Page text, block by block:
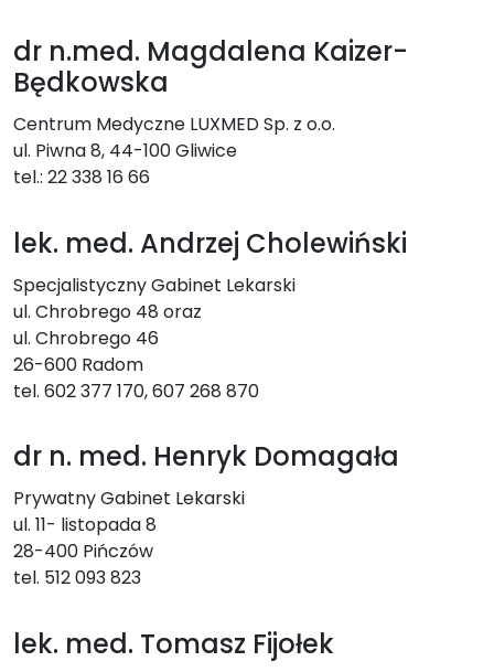
dr n.med. Magdalena Kaizer-
Będkowska
Centrum Medyczne LUXMED Sp. z o.o.
ul. Piwna 8, 44-100 Gliwice
tel.: 22 338 16 66
lek. med. Andrzej Cholewiński
Specjalistyczny Gabinet Lekarski
ul. Chrobrego 48 oraz
ul. Chrobrego 46
26-600 Radom
tel. 602 377 170, 607 268 870
dr n. med. Henryk Domagała
Prywatny Gabinet Lekarski
ul. 11- listopada 8
28-400 Pińczów
tel. 512 093 823
lek. med. Tomasz Fijołek